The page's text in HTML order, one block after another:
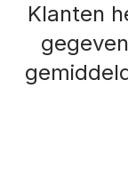
Klanten